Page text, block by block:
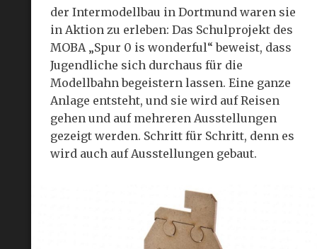
der Intermodellbau in Dortmund waren sie
in Aktion zu erleben: Das Schulprojekt des
MOBA „Spur 0 is wonderful“ beweist, dass
Jugendliche sich durchaus für die
Modellbahn begeistern lassen. Eine ganze
Anlage entsteht, und sie wird auf Reisen
gehen und auf mehreren Ausstellungen
gezeigt werden. Schritt für Schritt, denn es
wird auch auf Ausstellungen gebaut.